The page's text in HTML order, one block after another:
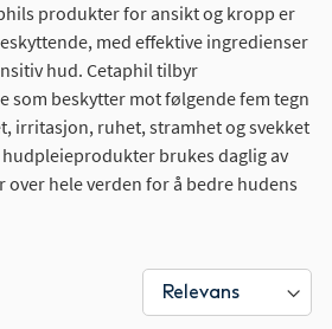
produkter for ansikt og kropp er
med effektive ingredienser
hud. Cetaphil tilbyr
som beskytter mot følgende fem tegn
irritasjon, ruhet, stramhet og svekket
brukes daglig av
over hele verden for å bedre hudens